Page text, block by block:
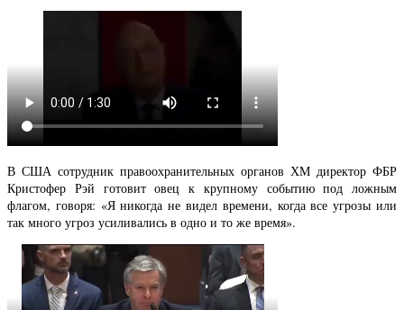
В США сотрудник правоохранительных органов ХМ директор ФБР
Кристофер Рэй готовит овец к крупному событию под ложным
флагом, говоря: «Я никогда не видел времени, когда все угрозы или
так много угроз усиливались в одно и то же время».